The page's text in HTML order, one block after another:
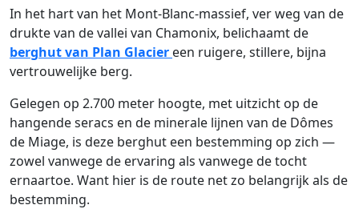
In het hart van het Mont-Blanc-massief, ver weg van de
drukte van de vallei van Chamonix, belichaamt de
berghut van Plan Glacier een ruigere, stillere, bijna
vertrouwelijke berg.
Gelegen op 2.700 meter hoogte, met uitzicht op de
hangende seracs en de minerale lijnen van de Dômes
de Miage, is deze berghut een bestemming op zich —
zowel vanwege de ervaring als vanwege de tocht
ernaartoe. Want hier is de route net zo belangrijk als de
bestemming.